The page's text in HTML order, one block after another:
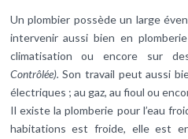
Un plombier possède un large
intervenir aussi bien en
climatisation ou encore sur
Contrôlée).Son travail peut aussi
électriques ; au gaz, au fioul ou
Il existe la plomberie pour l’eau
habitations est froide, elle est